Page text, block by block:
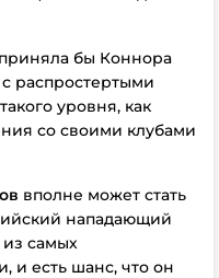
бы Коннора
распростертыми
уровня, как
со своими клубами
вполне может стать
нападающий
самых
и есть шанс, что он